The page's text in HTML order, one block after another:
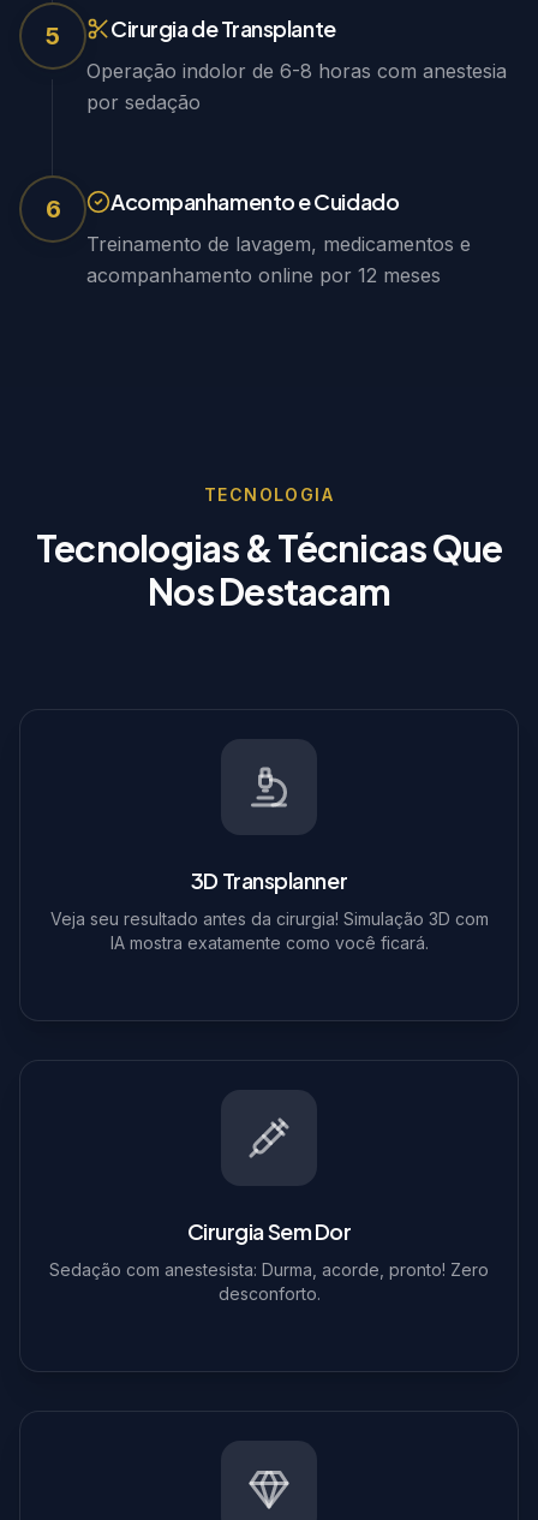
5 Cirurgia de Transplante
Operação indolor de 6-8 horas com anestesia
por sedação
6 Acompanhamento e Cuidado
Treinamento de lavagem, medicamentos e
acompanhamento online por 12 meses
TECNOLOGIA
Tecnologias & Técnicas Que
Nos Destacam
3D Transplanner
Veja seu resultado antes da cirurgia! Simulação 3D com
IA mostra exatamente como você ficará.
Cirurgia Sem Dor
Sedação com anestesista: Durma, acorde, pronto! Zero
desconforto.